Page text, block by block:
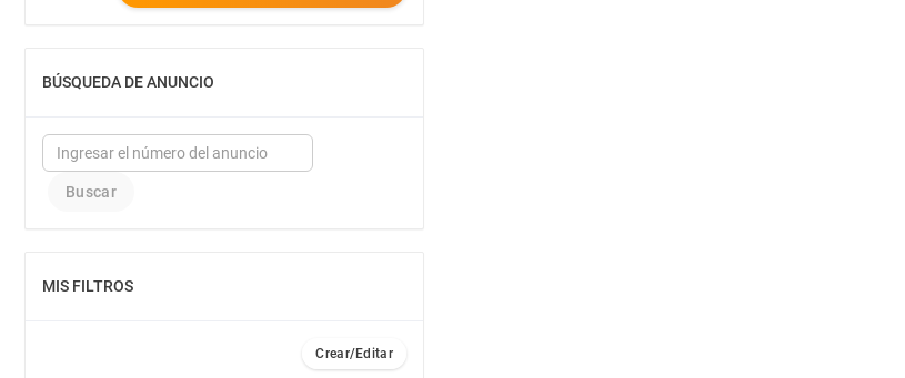
BÚSQUEDA DE ANUNCIO
MOSTRAR
MIS FILTROS
MOSTRAR
Crear/Editar